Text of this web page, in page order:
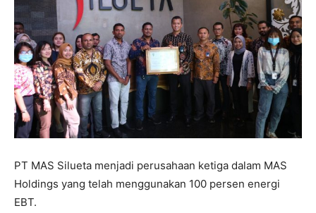
PT MAS Silueta menjadi perusahaan ketiga dalam MAS
Holdings yang telah menggunakan 100 persen energi
EBT.